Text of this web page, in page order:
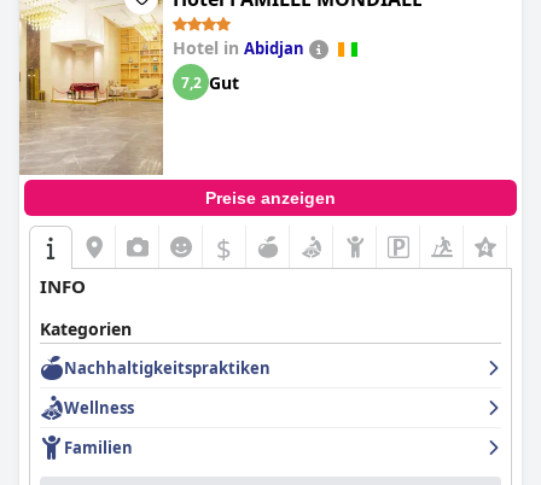
Hotel in Abidjan
7,2 Gut
Preise anzeigen
$
INFO
Kategorien
Nachhaltigkeitspraktiken
Wellness
Familien